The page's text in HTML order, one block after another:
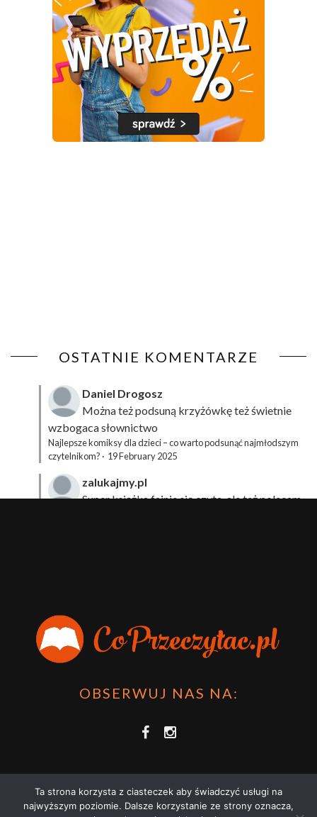
OSTATNIE KOMENTARZE
Daniel Drogosz
Można też podsuną krzyżówkęteż świetnie
wzbogaca słownictwo
Najlepsze komiksy dla dzieci – co warto podsunąć najmłodszym
czytelnikom? · 19 February 2025
zalukajmy.pl
Super książka fajnie się czyta, ale też polecam
książki skoro czyta się np na czytniku.
Planer Książkary – ten gadżet powinien mieć każdy
książkoholik!
8 December 2023
OBSERWUJ NAS NA:
Ta strona korzysta z ciasteczek aby świadczyć usługi na
najwyższym poziomie. Dalsze korzystanie ze strony oznacza,